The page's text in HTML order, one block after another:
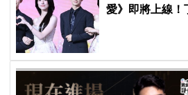
愛》即將上線！